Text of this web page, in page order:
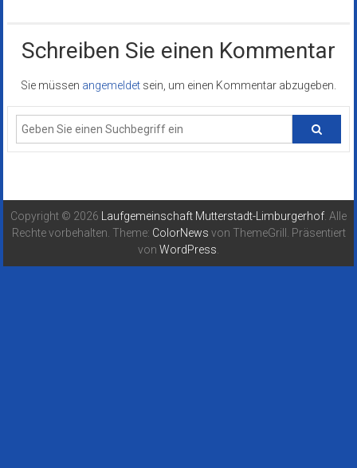
Schreiben Sie einen Kommentar
Sie müssen angemeldet sein, um einen Kommentar abzugeben.
Copyright © 2026 Laufgemeinschaft Mutterstadt-Limburgerhof . Alle
Rechte vorbehalten. Theme: ColorNews von ThemeGrill. Präsentiert
von WordPress